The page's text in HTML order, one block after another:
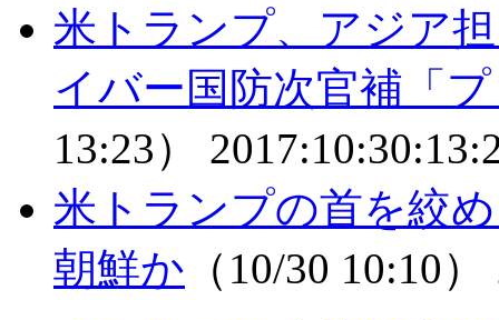
米トランプ、アジア
イバー国防次官補「
13:23）
米トランプの首を絞
朝鮮か （10/30 10:10）